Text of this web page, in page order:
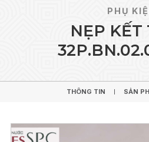
PHỤ
NẸP KẾT
32P.BN.02.
THÔNG TIN SẢN